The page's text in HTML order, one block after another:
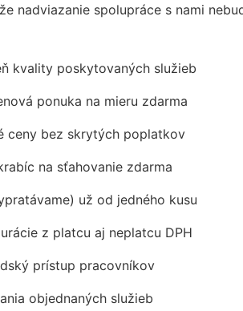
nadviazanie spolupráce s nami
kvality poskytovaných služieb
ponuka na mieru zdarma
ceny bez skrytých poplatkov
na sťahovanie zdarma
už od jedného kusu
z platcu aj neplatcu DPH
prístup pracovníkov
objednaných služieb